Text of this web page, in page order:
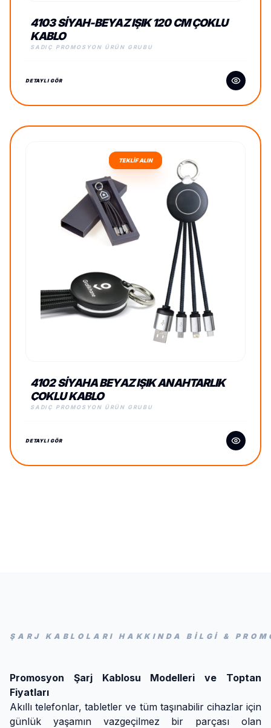
4103 SIYAH-BEYAZ IŞIK 120 CM ÇOKLU
KABLO
SADIÇ PROMOSYON ÜRÜN GRUBU
DETAYLI GÖR
TEKLİF ALIN
4102 SIYAHA BEYAZ IŞIK ANAHTARLIK
ÇOKLU KABLO
SADIÇ PROMOSYON ÜRÜN GRUBU
DETAYLI GÖR
ŞARJ KABLOLARI HAKKINDA BİLGİ &
Promosyon Şarj Kablosu Modelleri ve Toptan
Fiyatları
Akıllı telefonlar, tabletler ve tüm taşınabilir cihazlar için
günlük yaşamın vazgeçilmez bir parçası olan